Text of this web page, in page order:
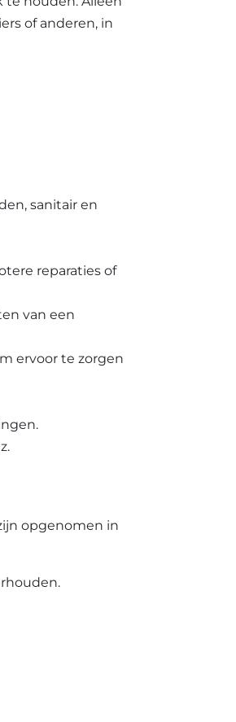
of anderen, in
sanitair en
reparaties of
van een
ervoor te zorgen
opgenomen in